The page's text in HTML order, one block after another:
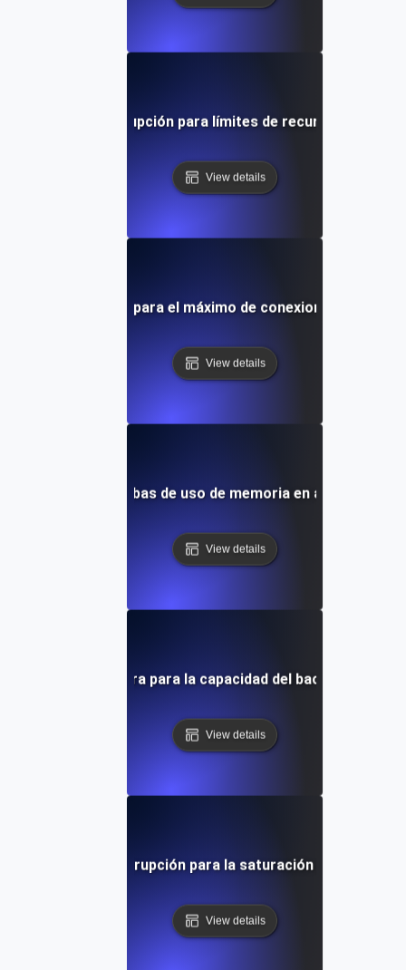
de punto de interrupción para límites de recursos de pods
View details
de pruebas para el máximo de conexiones de
View details
para pruebas de uso de memoria en
View details
de punto de ruptura para la capacidad del backend de la
View details
de punto de interrupción para la saturación del ancho de
View details